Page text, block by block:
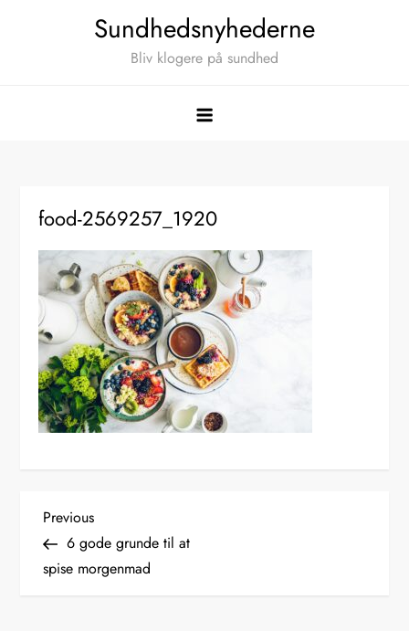
Sundhedsnyhederne
Bliv klogere på sundhed
food-2569257_1920
I
n
Previous
Post
Previous
6 gode grunde til at
spise morgenmad